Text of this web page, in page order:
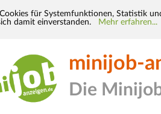
für Systemfunktionen, Statistik
damit einverstanden.
Mehr erfahren...
minijob-
Die